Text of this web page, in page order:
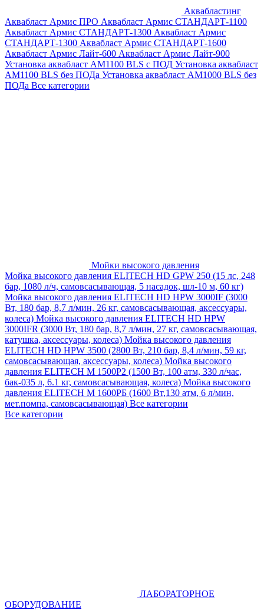
Аквабластинг
Аквабласт Армис ПРО Аквабласт Армис СТАНДАРТ-1100
Аквабласт Армис СТАНДАРТ-1300 Аквабласт Армис
СТАНДАРТ-1300 Аквабласт Армис СТАНДАРТ-1600
Аквабласт Армис Лайт-600 Аквабласт Армис Лайт-900
Установка аквабласт AM1100 BLS с ПОД Установка аквабласт
AM1100 BLS без ПОДа Установка аквабласт AM1000 BLS без
ПОДа Все категории
Мойки высокого давления
Мойка высокого давления ELITECH HD GPW 250 (15 лс, 248
бар, 1080 л/ч, самовсасывающая, 5 насадок, шл-10 м, 60 кг)
Мойка высокого давления ELITECH HD HPW 3000IF (3000
Вт, 180 бар, 8,7 л/мин, 26 кг, самовсасывающая, аксессуары,
колеса) Мойка высокого давления ELITECH HD HPW
3000IFR (3000 Вт, 180 бар, 8,7 л/мин, 27 кг, самовсасывающая,
катушка, аксессуары, колеса) Мойка высокого давления
ELITECH HD HPW 3500 (2800 Вт, 210 бар, 8,4 л/мин, 59 кг,
самовсасывающая, аксессуары, колеса) Мойка высокого
давления ELITECH M 1500P2 (1500 Вт, 100 атм, 330 л/час,
бак-035 л, 6.1 кг, самовсасывающая, колеса) Мойка высокого
давления ELITECH М 1600РБ (1600 Вт,130 атм, 6 л/мин,
мет.помпа, самовсасывающая) Все категории
Все категории
ЛАБОРАТОРНОЕ
ОБОРУДОВАНИЕ